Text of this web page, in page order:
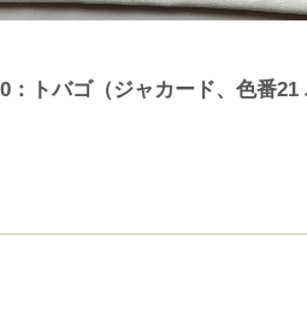
：トバゴ（ジャカード、色番21